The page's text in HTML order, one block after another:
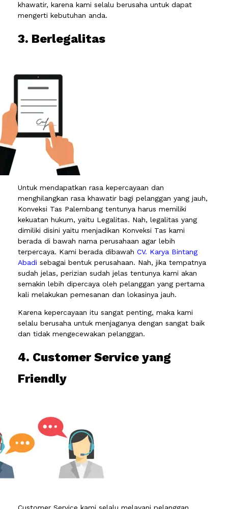
khawatir, karena kami selalu berusaha untuk dapat
mengerti kebutuhan anda.
3. Berlegalitas
Untuk mendapatkan rasa kepercayaan dan
menghilangkan rasa khawatir bagi pelanggan yang jauh,
Konveksi Tas Palembang tentunya harus memiliki
kekuatan hukum, yaitu Legalitas. Nah, legalitas yang
dimiliki disini yaitu menjadikan Konveksi Tas kami
berada di bawah nama perusahaan agar lebih
terpercaya. Kami berada dibawah CV. Karya Bintang
Abadi sebagai bentuk perusahaan. Nah, jika tempatnya
sudah jelas, perizian sudah jelas tentunya kami akan
semakin lebih dipercaya oleh pelanggan yang pertama
kali melakukan pemesanan dan lokasinya jauh.
Karena kepercayaan itu sangat penting, maka kami
selalu berusaha untuk menjaganya dengan sangat baik
dan tidak mengecewakan pelanggan.
4. Customer Service yang
Friendly